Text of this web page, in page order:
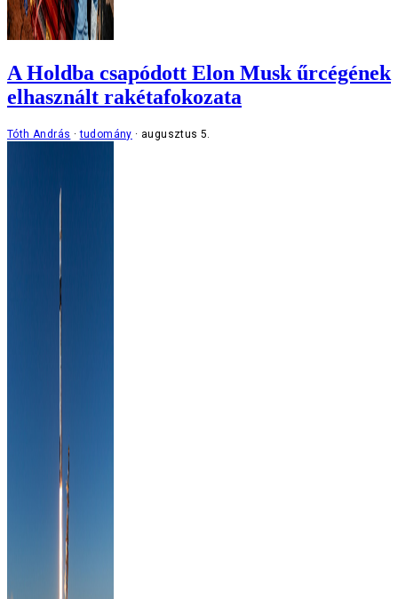
A Holdba csapódott Elon Musk űrcégének
elhasznált rakétafokozata
Tóth András tudomány augusztus 5.